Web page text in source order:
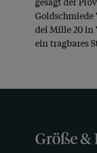
Goldschmiede
dei Mille 20 in
ein tragbares
Größe &